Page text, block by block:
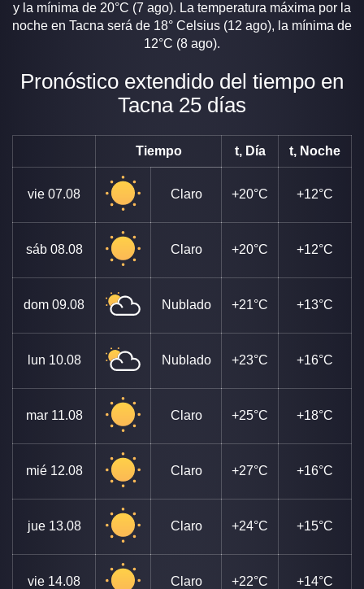
y la mínima de 20°C (7 ago). La temperatura máxima por la
noche en Tacna será de 18° Celsius (12 ago), la mínima de
12°C (8 ago).
Pronóstico extendido del tiempo en
Tacna 25 días
Tiempo t, Día t, Noche
vie 07.08 Claro +20°C +12°C
sáb 08.08 Claro +20°C +12°C
dom 09.08 Nublado +21°C +13°C
lun 10.08 Nublado +23°C +16°C
mar 11.08 Claro +25°C +18°C
mié 12.08 Claro +27°C +16°C
jue 13.08 Claro +24°C +15°C
vie 14.08 Claro +22°C +14°C